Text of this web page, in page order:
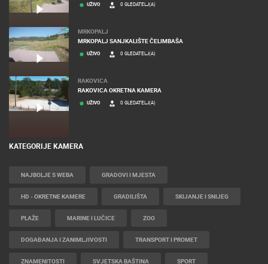
UŽIVO 0 GLEDATELJ(A)
MRKOPALJ
MRKOPALJ SANJKALIŠTE ČELIMBAŠA
UŽIVO 0 GLEDATELJ(A)
RAKOVICA
RAKOVICA OKRETNA KAMERA
UŽIVO 0 GLEDATELJ(A)
KATEGORIJE KAMERA
NAJBOLJE S WEBA GRADOVI I MJESTA
HD - OKRETNE KAMERE GRADILIŠTA SKIJANJE I SNIJEG
PLAŽE MARINE I LUČICE ZOO
DOGAĐANJA I ZANIMLJIVOSTI TRANSPORT I PROMET
ZNAMENITOSTI SVJETSKA BAŠTINA SPORT